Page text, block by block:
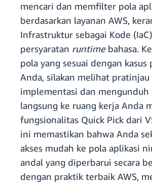
mencari dan memfilter pola
berdasarkan layanan AWS,
Infrastruktur sebagai Kode
persyaratan runtimebahasa.
pola yang sesuai dengan kasus
Anda, silakan melihat
implementasi dan mengunduh
langsung ke ruang kerja Anda
fungsionalitas Quick Pick dari
ini memastikan bahwa Anda
akses mudah ke pola aplikasi
andal yang diperbarui secara
dengan praktik terbaik AWS,